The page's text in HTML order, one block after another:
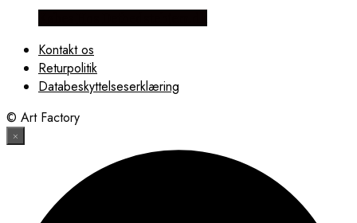
Kontakt os
Returpolitik
Databeskyttelseserklæring
© Art Factory
×